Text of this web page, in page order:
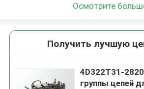
Осмотрите
Получить лучшую
4D322T31-
группы цепей